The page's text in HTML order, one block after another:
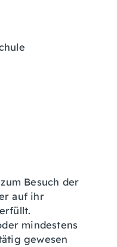
Besuch der
auf ihr
mindestens
gewesen